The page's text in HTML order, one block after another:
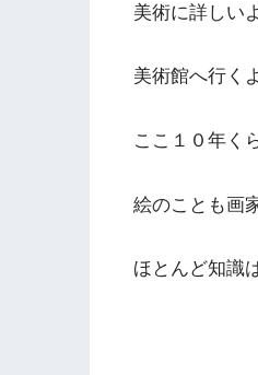
美術に詳しい
美術館へ行く
ここ１０年く
絵のことも画
ほとんど知識